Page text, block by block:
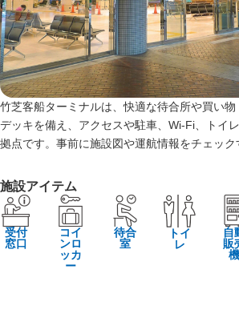
竹芝客船ターミナルは、快適な待合所や買い
デッキを備え、アクセスや駐車、Wi‑Fi、トイ
拠点です。事前に施設図や運航情報をチェック
施設アイテム
受付
窓口
コイ
ンロ
ッカ
ー
待合
室
トイ
レ
自
販
機